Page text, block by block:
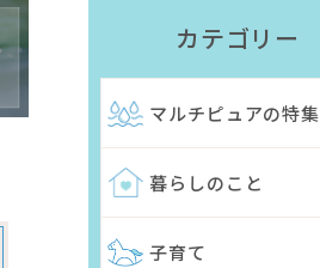
カテゴリー
マルチピュアの特集
暮らしのこと
子育て